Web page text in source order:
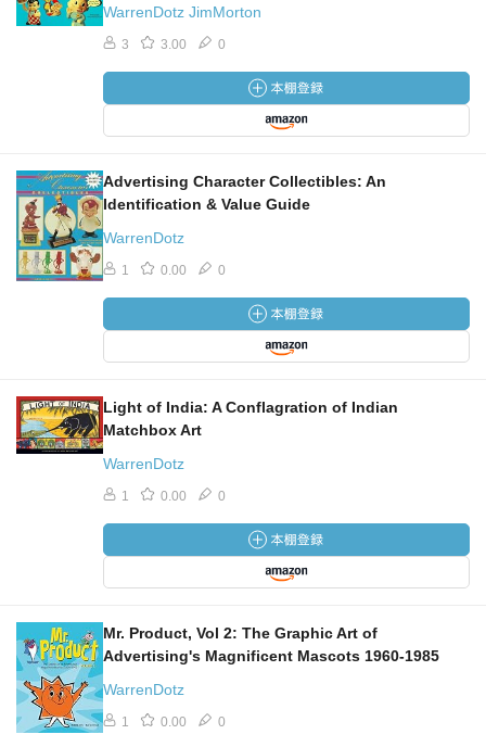
WarrenDotz JimMorton
3 3.00 0
Advertising Character Collectibles: An
Identification & Value Guide
WarrenDotz
1 0.00 0
Light of India: A Conflagration of Indian
Matchbox Art
WarrenDotz
1 0.00 0
Mr. Product, Vol 2: The Graphic Art of
Advertising's Magnificent Mascots 1960-1985
WarrenDotz
1 0.00 0